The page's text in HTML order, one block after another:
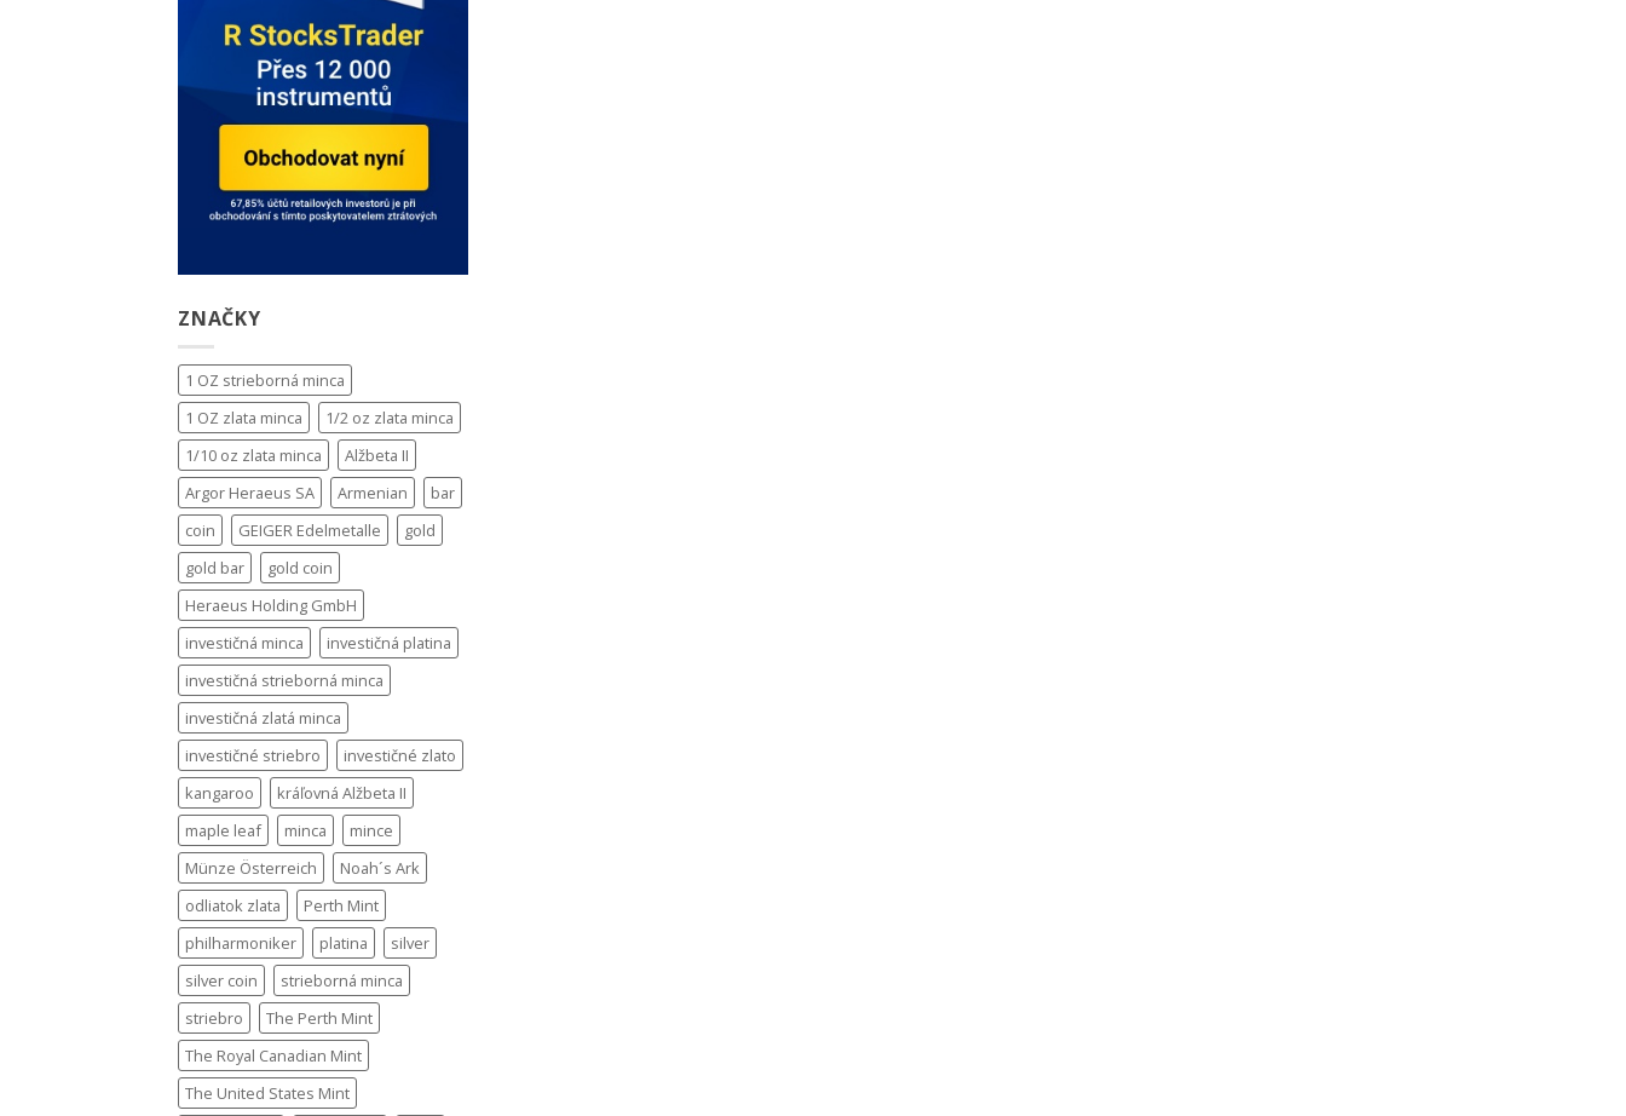
ZNAČKY
1 OZ strieborná minca
1 OZ zlata minca
1/2 oz zlata minca
1/10 oz zlata minca
Alžbeta II
Argor Heraeus SA
Armenian
bar
coin
GEIGER Edelmetalle
gold
gold bar
gold coin
Heraeus Holding GmbH
investičná minca
investičná platina
investičná strieborná minca
investičná zlatá minca
investičné striebro
investičné zlato
kangaroo
kráľovná Alžbeta II
maple leaf
minca
mince
Münze Österreich
Noah´s Ark
odliatok zlata
Perth Mint
philharmoniker
platina
silver
silver coin
strieborná minca
striebro
The Perth Mint
The Royal Canadian Mint
The United States Mint